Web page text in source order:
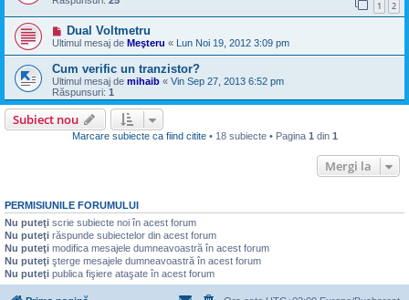
1 2
Dual Voltmetru
Ultimul mesaj de Meşteru « Lun Noi 19, 2012 3:09 pm
Cum verific un tranzistor?
Ultimul mesaj de mihaib « Vin Sep 27, 2013 6:52 pm
Răspunsuri: 1
Subiect nou
Marcare subiecte ca fiind citite• 18 subiecte • Pagina 1 din 1
Mergi la
PERMISIUNILE FORUMULUI
Nu puteţi scrie subiecte noi în acest forum
Nu puteţi răspunde subiectelor din acest forum
Nu puteţi modifica mesajele dumneavoastră în acest forum
Nu puteţi şterge mesajele dumneavoastră în acest forum
Nu puteţi publica fişiere ataşate în acest forum